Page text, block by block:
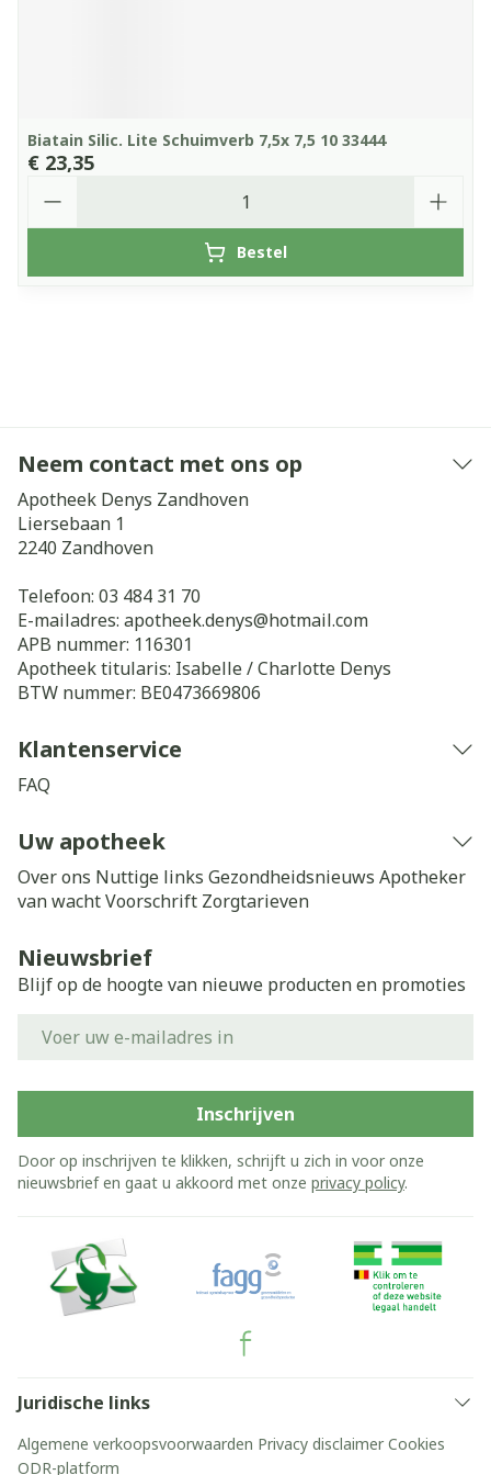
Biatain Silic. Lite Schuimverb 7,5x 7,5 10 33444
€ 23,35
Bestel
Neem contact met ons op
Apotheek Denys Zandhoven
Liersebaan 1
2240 Zandhoven
Telefoon: 03 484 31 70
E-mailadres: apotheek.denys@hotmail.com
APB nummer: 116301
Apotheek titularis: Isabelle / Charlotte Denys
BTW nummer: BE0473669806
Klantenservice
FAQ
Uw apotheek
Over ons Nuttige links Gezondheidsnieuws Apotheker
van wachtVoorschrift Zorgtarieven
Nieuwsbrief
Blijf op de hoogte van nieuwe producten en promoties
Inschrijven
Door op inschrijven te klikken, schrijft u zich in voor onze
nieuwsbrief en gaat u akkoord met onze privacy policy.
Juridische links
Algemene verkoopsvoorwaarden Privacy disclaimer Cookies
ODR-platform